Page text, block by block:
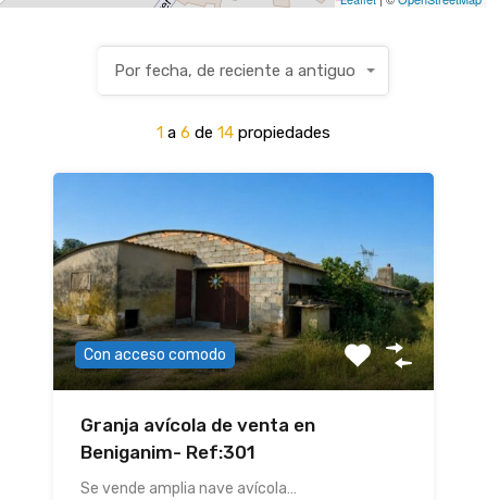
1 a 6 de 14 propiedades
Por fecha, de reciente a antiguo
Con acceso comodo
Granja avícola de venta en
Beniganim- Ref:301
Se vende amplia nave avícola…